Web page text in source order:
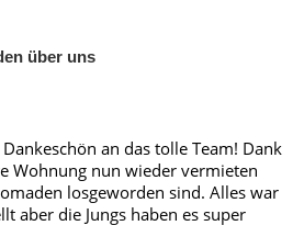
über uns
an das tolle Team! Dank
Wohnung nun wieder vermieten
losgeworden sind. Alles war
aber die Jungs haben es super